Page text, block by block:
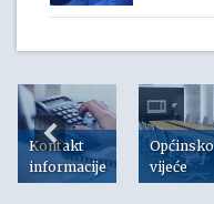
Kontakt
informacije
Općinsko
vijeće